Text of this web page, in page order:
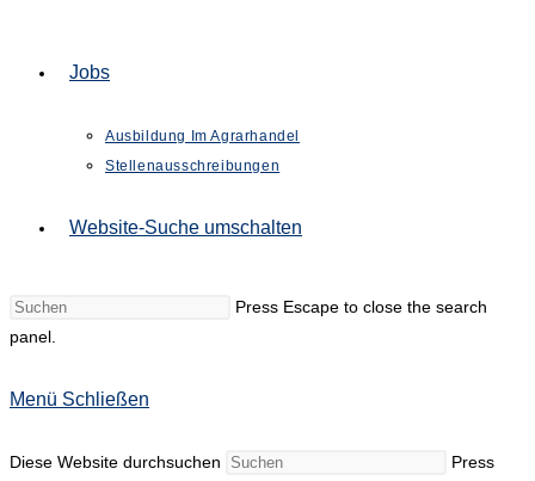
Jobs
Ausbildung Im Agrarhandel
Stellenausschreibungen
Website-Suche umschalten
Press Escape to close the search
panel.
Menü Schließen
Diese Website durchsuchen
Press